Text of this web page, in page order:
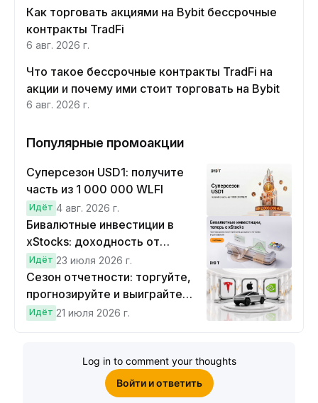
Как торговать акциями на Bybit бессрочные
контракты TradFi
6 авг. 2026 г.
Что такое бессрочные контракты TradFi на
акции и почему ими стоит торговать на Bybit
6 авг. 2026 г.
Популярные промоакции
Суперсезон USD1: получите
часть из 1 000 000 WLFI
Идёт 4 авг. 2026 г.
Бивалютные инвестиции в
xStocks: доходность от
прогнозов
Идёт 23 июля 2026 г.
Сезон отчетности: торгуйте,
прогнозируйте и выиграйте
Cybertruck!
Идёт 21 июля 2026 г.
Log in to comment your thoughts
Войти и ответить